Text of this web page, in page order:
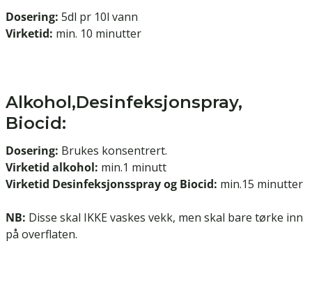
Dosering: 5dl pr 10l vann
Virketid: min. 10 minutter
Alkohol,Desinfeksjonspray,
Biocid:
Dosering: Brukes konsentrert.
Virketid alkohol: min.1 minutt
Virketid Desinfeksjonsspray og Biocid: min.15 minutter
NB: Disse skal IKKE vaskes vekk, men skal bare tørke inn
på overflaten.